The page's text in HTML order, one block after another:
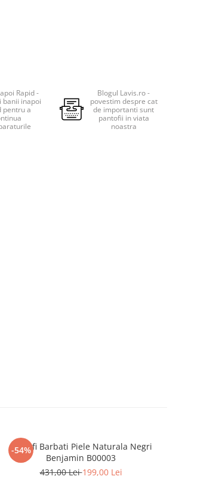
Rapid -
banii inapoi
pentru a
Blogul Lavis.ro -
povestim despre cat
de importanti sunt
pantofii in viata
noastra
-54%
Pantofi Barbati Piele Naturala Negri
Benjamin B00003
431,00 Lei199,00 Lei